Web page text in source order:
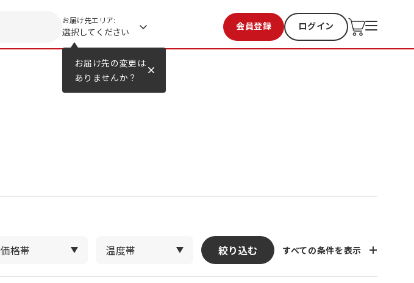
お届け先の変更は
ありませんか？
お届け先エリア:
選択してください 会員登録 ログイン
お気に入り 過去購入
価格帯 温度帯 絞り込む すべての条件を表示